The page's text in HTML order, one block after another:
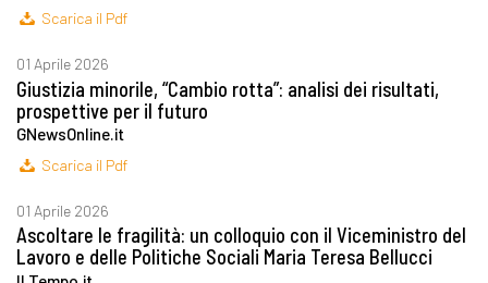
Scarica il Pdf
01 Aprile 2026
Giustizia minorile, “Cambio rotta”: analisi dei risultati,
prospettive per il futuro
GNewsOnline.it
Scarica il Pdf
01 Aprile 2026
Ascoltare le fragilità: un colloquio con il Viceministro del
Lavoro e delle Politiche Sociali Maria Teresa Bellucci